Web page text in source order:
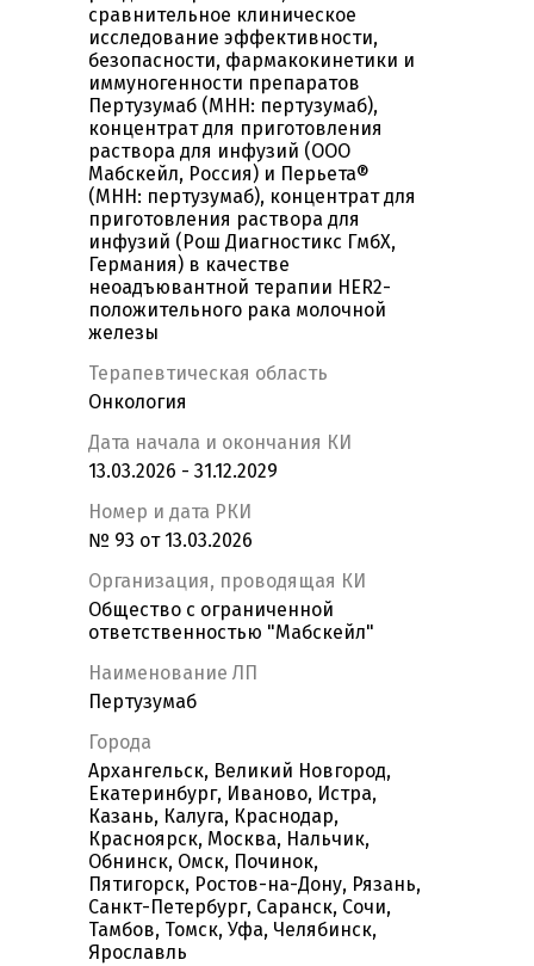
сравнительное клиническое
исследование эффективности,
безопасности, фармакокинетики и
иммуногенности препаратов
Пертузумаб (МНН: пертузумаб),
концентрат для приготовления
раствора для инфузий (ООО
Мабскейл, Россия) и Перьета®
(МНН: пертузумаб), концентрат для
приготовления раствора для
инфузий (Рош Диагностикс ГмбХ,
Германия) в качестве
неоадъювантной терапии HER2-
положительного рака молочной
железы
Терапевтическая область
Онкология
Дата начала и окончания КИ
13.03.2026 - 31.12.2029
Номер и дата РКИ
№ 93 от 13.03.2026
Организация, проводящая КИ
Общество с ограниченной
ответственностью "Мабскейл"
Наименование ЛП
Пертузумаб
Города
Архангельск, Великий Новгород,
Екатеринбург, Иваново, Истра,
Казань, Калуга, Краснодар,
Красноярск, Москва, Нальчик,
Обнинск, Омск, Починок,
Пятигорск, Ростов-на-Дону, Рязань,
Санкт-Петербург, Саранск, Сочи,
Тамбов, Томск, Уфа, Челябинск,
Ярославль